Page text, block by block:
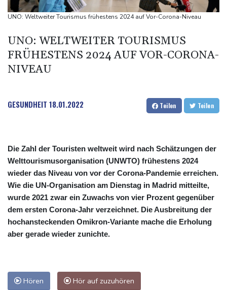
Thailand als Präsident
Drohnenabwehr: Grüne fordern "klare Zuständigkeiten" - SPD
Nach Suchaktion: Vermisste Dreijährige aus Schleswig-Holstein
tot aufgefunden
Auto kommt von Autobahn ab und stürzt auf Gleise: Drei Tote in
Iran-Krieg: Trump weist Berichte über Munitionsknappheit zurück
UNO: Weltweiter Tourismus frühestens 2024 auf Vor-Corona-Niveau
UNO: WELTWEITER TOURISMUS
FRÜHESTENS 2024 AUF VOR-CORONA-
NIVEAU
GESUNDHEIT 18.01.2022 Teilen Teilen
Die Zahl der Touristen weltweit wird nach Schätzungen der
Welttourismusorganisation (UNWTO) frühestens 2024
wieder das Niveau von vor der Corona-Pandemie erreichen.
Wie die UN-Organisation am Dienstag in Madrid mitteilte,
wurde 2021 zwar ein Zuwachs von vier Prozent gegenüber
dem ersten Corona-Jahr verzeichnet. Die Ausbreitung der
hochansteckenden Omikron-Variante mache die Erholung
aber gerade wieder zunichte.
Hören Hör auf zuzuhören